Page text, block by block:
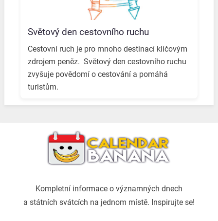
Světový den cestovního ruchu
Cestovní ruch je pro mnoho destinací klíčovým
zdrojem peněz. ️ Světový den cestovního ruchu
zvyšuje povědomí o cestování a pomáhá
turistům.
Kompletní informace o významných dnech
a státních svátcích na jednom místě. Inspirujte se!